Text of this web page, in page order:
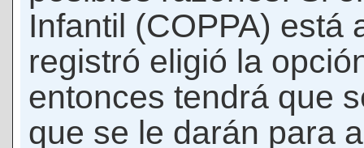
Infantil (COPPA) está
registró eligió la
entonces tendrá que
que se le darán para